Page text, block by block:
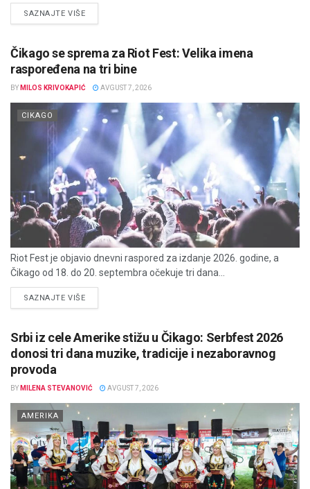
SAZNAJTE VIŠEDETAILS
Čikago se sprema za Riot Fest: Velika imena
raspoređena na tri bine
BY MILOS KRIVOKAPIĆ AVGUST 7, 2026
CIKAGO
Riot Fest je objavio dnevni raspored za izdanje 2026. godine, a
Čikago od 18. do 20. septembra očekuje tri dana...
SAZNAJTE VIŠEDETAILS
Srbi iz cele Amerike stižu u Čikago: Serbfest 2026
donosi tri dana muzike, tradicije i nezaboravnog
provoda
BY MILENA STEVANOVIĆ AVGUST 7, 2026
AMERIKA